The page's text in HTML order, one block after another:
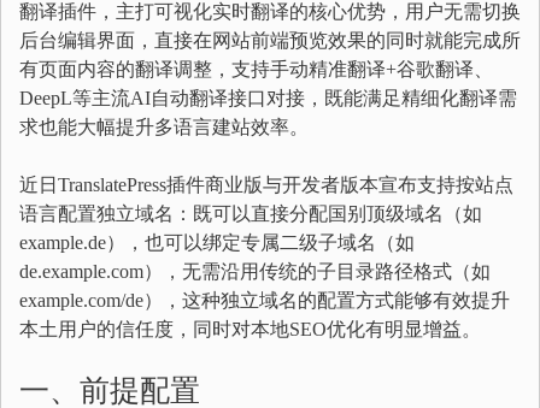
翻译插件，主打可视化实时翻译的核心优势，用户无需切换
后台编辑界面，直接在网站前端预览效果的同时就能完成所
有页面内容的翻译调整，支持手动精准翻译+谷歌翻译、
DeepL等主流AI自动翻译接口对接，既能满足精细化翻译需
求也能大幅提升多语言建站效率。
近日TranslatePress插件商业版与开发者版本宣布支持按站点
语言配置独立域名：既可以直接分配国别顶级域名（如
example.de），也可以绑定专属二级子域名（如
de.example.com），无需沿用传统的子目录路径格式（如
example.com/de），这种独立域名的配置方式能够有效提升
本土用户的信任度，同时对本地SEO优化有明显增益。
一、前提配置